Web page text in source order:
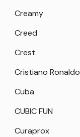
Creamy
Creed
Crest
Cristiano Ronaldo
Cuba
CUBIC FUN
Curaprox